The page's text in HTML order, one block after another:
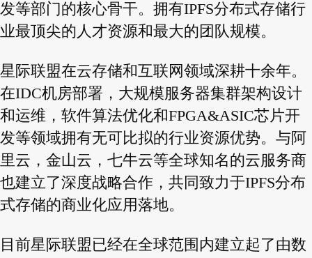
发等部门的核心骨干。拥有IPFS分布式存储行
业最顶尖的人才资源和最大的团队规模。
星际联盟在云存储和互联网领域深耕十余年。
在IDC机房部署，大规模服务器集群架构设计
和运维，软件算法优化和FPGA&ASIC芯片开
发等领域拥有无可比拟的行业资源优势。与阿
里云，金山云，七牛云等全球知名的云服务商
也建立了深度战略合作，共同致力于IPFS分布
式存储的商业化应用落地。
目前星际联盟已经在全球范围内建立起了由数